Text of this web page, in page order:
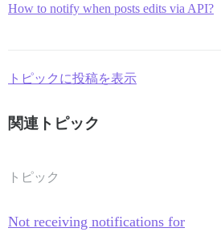
How to notify when posts edits via API?
トピックに投稿を表示
関連トピック
トピック
Not receiving notifications for